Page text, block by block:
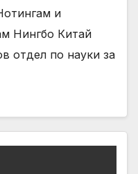
и
Нингбо Китай
отдел по науки за